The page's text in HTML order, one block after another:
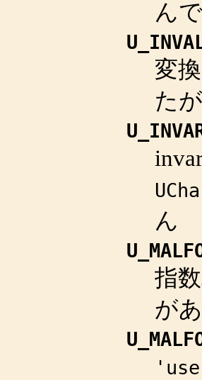
ん
変
た
ん
指
が